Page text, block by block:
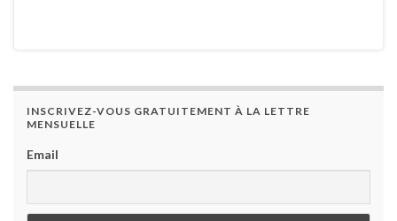
INSCRIVEZ-VOUS GRATUITEMENT À LA LETTRE
MENSUELLE
Email